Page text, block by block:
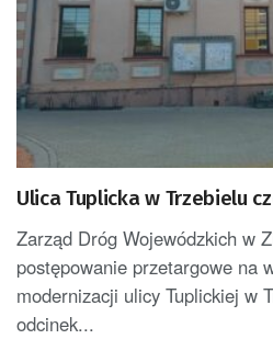
Ulica Tuplicka w Trzebielu
Zarząd Dróg Wojewódzkich w
postępowanie przetargowe na
modernizacji ulicy Tuplickiej w
odcinek...